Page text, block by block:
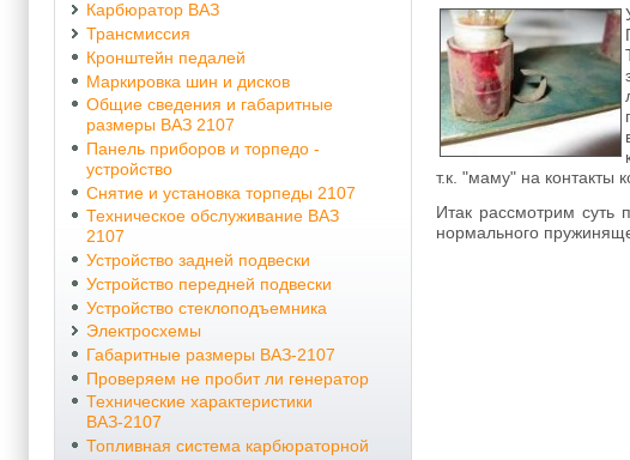
Карбюратор ВАЗ
Трансмиссия
Кронштейн педалей
Маркировка шин и дисков
Общие сведения и габаритные
размеры ВАЗ 2107
Панель приборов и торпедо -
устройство
Снятие и установка торпеды 2107
Техническое обслуживание ВАЗ
2107
Устройство задней подвески
Устройство передней подвески
Устройство стеклоподъемника
Электросхемы
Габаритные размеры ВАЗ-2107
Проверяем не пробит ли генератор
Технические характеристики
ВАЗ-2107
Топливная система карбюраторной
т.к. "маму" на контакты
Итак рассмотрим
нормального